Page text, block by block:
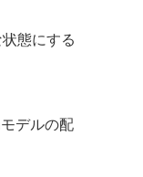
態にする
デルの配